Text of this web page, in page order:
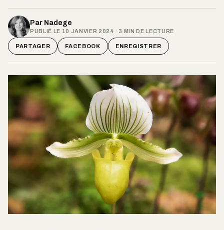
Par Nadege
PUBLIÉ LE 10 JANVIER 2024 · 3 MIN DE LECTURE
PARTAGER FACEBOOK ENREGISTRER